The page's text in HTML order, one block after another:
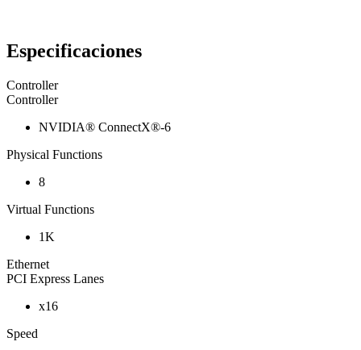
Especificaciones
Controller
Controller
NVIDIA® ConnectX®-6
Physical Functions
8
Virtual Functions
1K
Ethernet
PCI Express Lanes
x16
Speed